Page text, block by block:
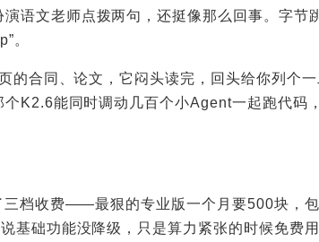
语文老师点拨两句，还挺像那么回事。字节
。
的合同、论文，它闷头读完，回头给你列个
K2.6能同时调动几百个小Agent一起跑代码
档收费——最狠的专业版一个月要500块，
基础功能没降级，只是算力紧张的时候免费